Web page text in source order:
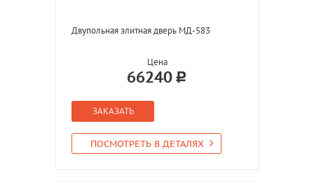
Двупольная элитная дверь МД-583
Цена
66240
ЗАКАЗАТЬ
ПОСМОТРЕТЬ В ДЕТАЛЯХ